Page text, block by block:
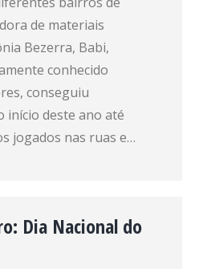
de materiais
Bezerra, Babi,
conhecido
conseguiu
início deste ano até
jogados nas ruas e…
Dia Nacional do